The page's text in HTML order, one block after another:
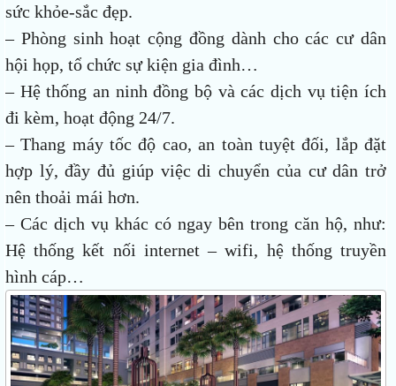
sức khỏe-sắc đẹp.
– Phòng sinh hoạt cộng đồng dành cho các cư dân
hội họp, tổ chức sự kiện gia đình…
– Hệ thống an ninh đồng bộ và các dịch vụ tiện ích
đi kèm, hoạt động 24/7.
– Thang máy tốc độ cao, an toàn tuyệt đối, lắp đặt
hợp lý, đầy đủ giúp việc di chuyển của cư dân trở
nên thoải mái hơn.
– Các dịch vụ khác có ngay bên trong căn hộ, như:
Hệ thống kết nối internet – wifi, hệ thống truyền
hình cáp…